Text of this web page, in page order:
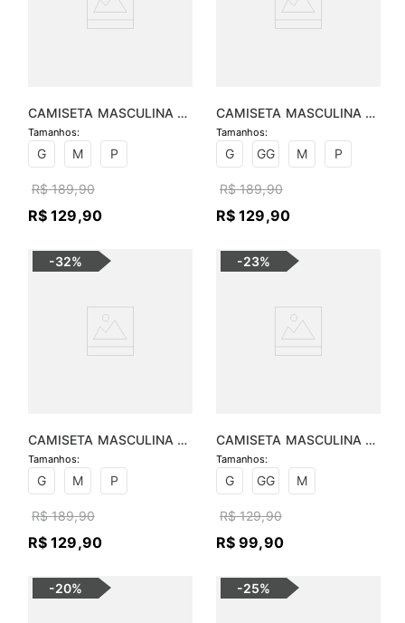
CAMISETA MASCULINA
MALHA CANELADA E SILK
G
M P
R$ 189,90
R$ 129,90
CAMISETA MASCULINA
MALHA CANELADA E SILK
G
GG M P
R$ 189,90
R$ 129,90
-32%
CAMISETA MASCULINA
LISTRADA COM BOLSO
G
M P
R$ 189,90
R$ 129,90
-23%
CAMISETA MASCULINA
BÁSICA GOLA CARECA
G
GG M
R$ 129,90
R$ 99,90
-20% -25%